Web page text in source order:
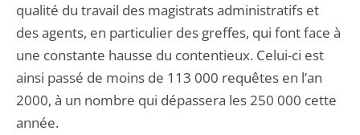
qualité du travail des magistrats administratifs et
des agents, en particulier des greffes, qui font face à
une constante hausse du contentieux. Celui-ci est
ainsi passé de moins de 113 000 requêtes en l’an
2000, à un nombre qui dépassera les 250 000 cette
année.